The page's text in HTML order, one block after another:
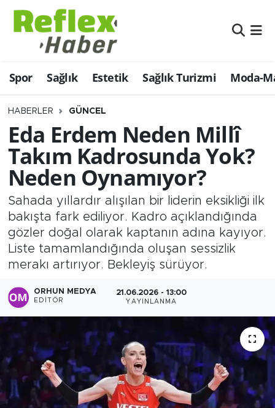
Spor Sağlık Estetik Sağlık Turizmi Moda-
HABERLER GÜNCEL
Eda Erdem Neden Millî
Takım Kadrosunda Yok?
Neden Oynamıyor?
Sahada yıllardır alışılan bir liderin eksikliği ilk
bakışta fark ediliyor. Kadro açıklandığında
gözler doğal olarak kaptanın adına kayıyor.
Liste tamamlandığında oluşan sessizlik
merakı artırıyor. Bekleyiş sürüyor.
ORHUN MEDYA
EDITÖR
21.06.2026 - 13:00
YAYINLANMA
Eğitim
Estetik
Firmalardan
Güncel
İş ve Ekonomi
Moda-Magazin-Eğlence
Sağlık
Sağlık Turizmi
Sanat
Teknoloji
Nöbetçi Eczaneler
Hava Durumu
Namaz Vakitleri
Trafik Durumu
Şampiyonlar Ligi Puan Durumu ve Fikstür
Tüm Manşetler
Son Dakika Haberleri
Haber Arşivi